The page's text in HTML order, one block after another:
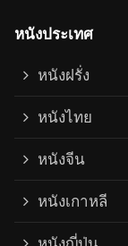
หนังประเทศ
หนังฝรั่ง
หนังไทย
หนังจีน
หนังเกาหลี